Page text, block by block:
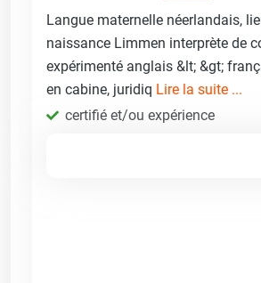
Langue maternelle néerlandais,
naissance Limmen interprète de
expérimenté anglais &lt; &gt;
en cabine, juridiq Lire la suite ...
certifié et/ou expérience